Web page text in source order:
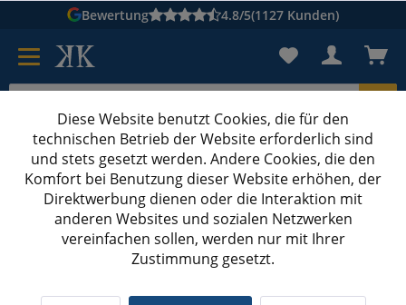
Bewertung 4.8/5(1127 Kunden)
Karton suchen
Kartons bedruckenKartons nach Maß
Müllsack 120 Liter
Müllsack 120 Liter 25 Stück premium schwarz
Diese Website benutzt Cookies, die für den
technischen Betrieb der Website erforderlich sind
und stets gesetzt werden. Andere Cookies, die den
Komfort bei Benutzung dieser Website erhöhen, der
Direktwerbung dienen oder die Interaktion mit
anderen Websites und sozialen Netzwerken
vereinfachen sollen, werden nur mit Ihrer
Zustimmung gesetzt.